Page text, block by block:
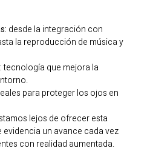
desde la integración con
la reproducción de música y
tecnología que mejora la
para proteger los ojos en
lejos de ofrecer esta
evidencia un avance cada vez
con realidad aumentada.